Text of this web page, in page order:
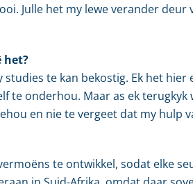
Julle het my lewe verander
het?
te kan bekostig. Ek het
te onderhou. Maar as ek
en nie te vergeet dat my hulp
te ontwikkel, sodat elke